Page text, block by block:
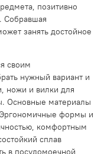
позитивно
Собравшая
занять достойное
своим
нужный вариант и
ножи и вилки для
Основные материалы
формы и
комфортным
сплав
в посудомоечной